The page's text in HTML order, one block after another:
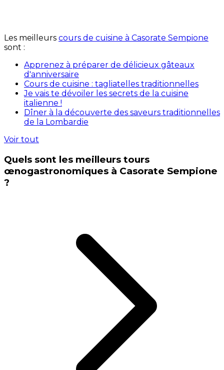
Les meilleurs cours de cuisine à Casorate Sempione
sont :
Apprenez à préparer de délicieux gâteaux
d'anniversaire
Cours de cuisine : tagliatelles traditionnelles
Je vais te dévoiler les secrets de la cuisine
italienne !
Dîner à la découverte des saveurs traditionnelles
de la Lombardie
Voir tout
Quels sont les meilleurs tours
œnogastronomiques à Casorate Sempione
?